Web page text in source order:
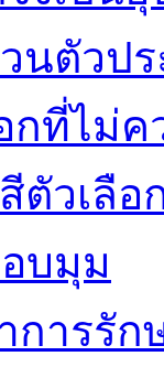
นตัวป
ที่ไม่ค
ตัวเลื
บมุม
การรั